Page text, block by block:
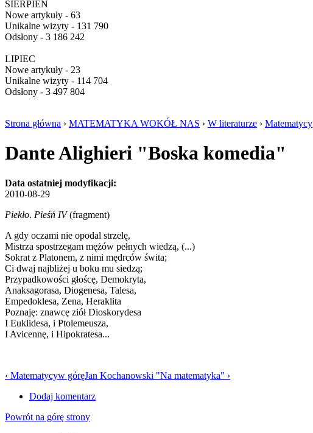
SIERPIEŃ
Nowe artykuły - 63
Unikalne wizyty - 131 790
Odsłony - 3 186 242
LIPIEC
Nowe artykuły - 23
Unikalne wizyty - 114 704
Odsłony - 3 497 804
Strona główna › MATEMATYKA WOKÓŁ NAS › W literaturze › Matematycy
Dante Alighieri "Boska komedia"
Data ostatniej modyfikacji:
2010-08-29
Piekło. Pieśń IV(fragment)
A gdy oczami nie opodal strzelę,
Mistrza spostrzegam mężów pełnych wiedzą, (...)
Sokrat z Platonem, z nimi mędrców świta;
Ci dwaj najbliżej u boku mu siedzą;
Przypadkowości głoścę, Demokryta,
Anaksagorasa, Diogenesa, Talesa,
Empedoklesa, Zena, Heraklita
Poznaję: znawcę ziół Dioskorydesa
I Euklidesa, i Ptolemeusza,
I Avicennę, i Hipokratesa...
‹ Matematycyw góręJan Kochanowski "Na matematyka" ›
Dodaj komentarz
Powrót na górę strony